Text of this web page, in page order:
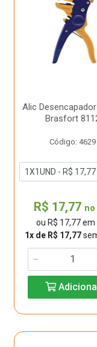
Alic
Brasfort
Código: 4629
R$ 17,77 no
ou R$ 17,77 em
1x de R$ 17,77